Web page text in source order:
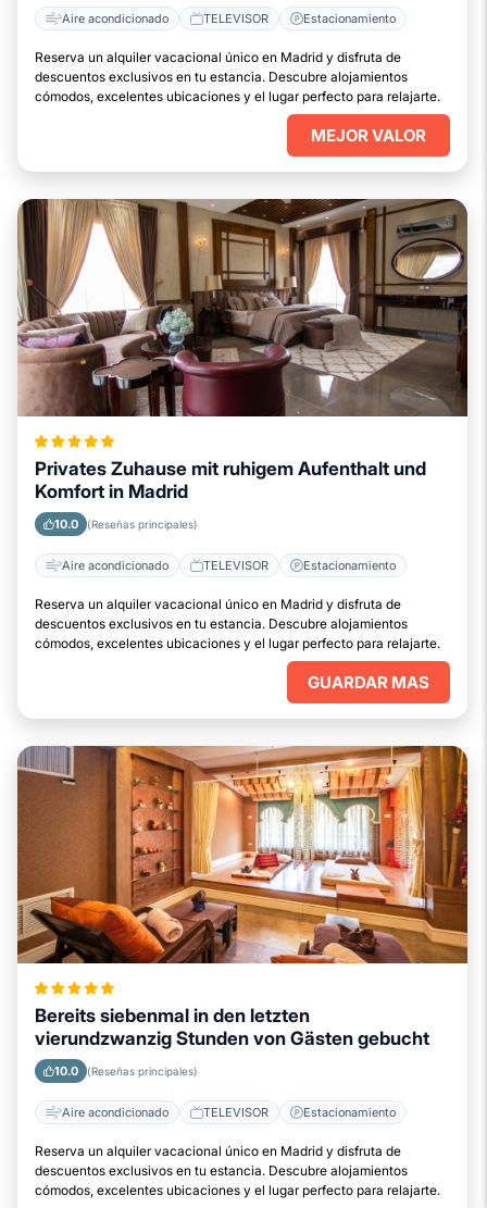
Aire acondicionado TELEVISOR Estacionamiento
Reserva un alquiler vacacional único en Madrid y disfruta de
descuentos exclusivos en tu estancia. Descubre alojamientos
cómodos, excelentes ubicaciones y el lugar perfecto para relajarte.
MEJOR VALOR
Privates Zuhause mit ruhigem Aufenthalt und
Komfort in Madrid
10.0 (Reseñas principales)
Aire acondicionado TELEVISOR Estacionamiento
Reserva un alquiler vacacional único en Madrid y disfruta de
descuentos exclusivos en tu estancia. Descubre alojamientos
cómodos, excelentes ubicaciones y el lugar perfecto para relajarte.
GUARDAR MAS
Bereits siebenmal in den letzten
vierundzwanzig Stunden von Gästen gebucht
10.0 (Reseñas principales)
Aire acondicionado TELEVISOR Estacionamiento
Reserva un alquiler vacacional único en Madrid y disfruta de
descuentos exclusivos en tu estancia. Descubre alojamientos
cómodos, excelentes ubicaciones y el lugar perfecto para relajarte.